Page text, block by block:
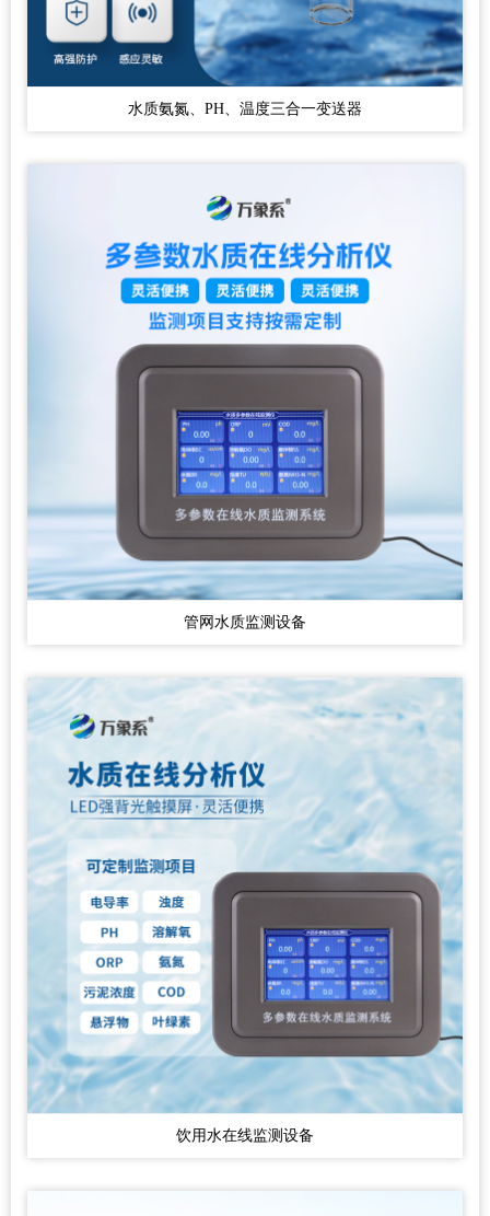
水质氨氮、PH、温度三合一变送器
管网水质监测设备
饮用水在线监测设备